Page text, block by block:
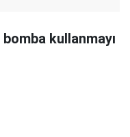
kullanmayı